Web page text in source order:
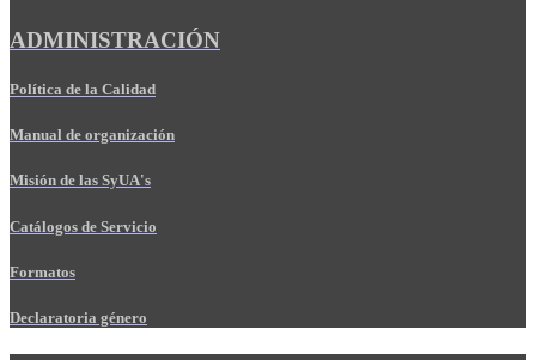
ADMINISTRACIÓN
Política de la Calidad
Manual de organización
Misión de las SyUA's
Catálogos de Servicio
Formatos
Declaratoria género